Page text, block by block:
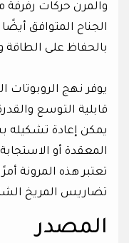
والمرن حركات
الجناح المتوافق
بالحفاظ على الطاقة
يوفر نهج الروبوتات
قابلية التوسع
يمكن إعادة تشكيله
المعقدة أو
تعتبر هذه المرونة
تضاريس المريخ
المصدر